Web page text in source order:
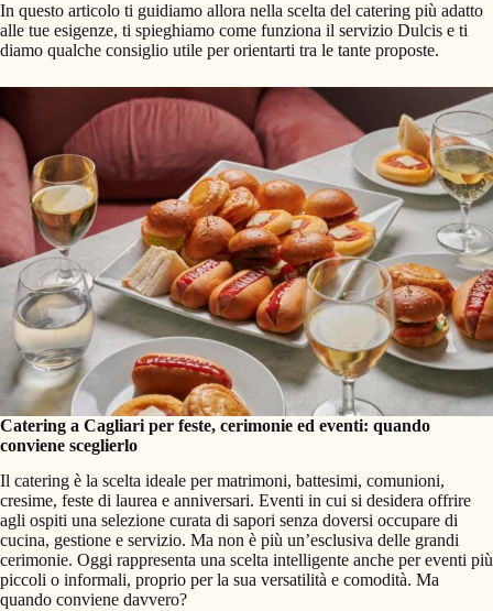
In questo articolo ti guidiamo allora nella scelta del catering più adatto
alle tue esigenze, ti spieghiamo come funziona il servizio Dulcis e ti
diamo qualche consiglio utile per orientarti tra le tante proposte.
Catering a Cagliari per feste, cerimonie ed eventi: quando
conviene sceglierlo
Il catering è la scelta ideale per matrimoni, battesimi, comunioni,
cresime, feste di laurea e anniversari. Eventi in cui si desidera offrire
agli ospiti una selezione curata di sapori senza doversi occupare di
cucina, gestione e servizio. Ma non è più un’esclusiva delle grandi
cerimonie. Oggi rappresenta una scelta intelligente anche per eventi più
piccoli o informali, proprio per la sua versatilità e comodità. Ma
quando conviene davvero?